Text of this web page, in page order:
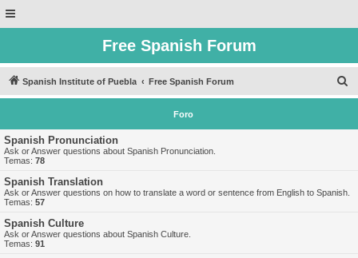
Free Spanish Forum
Spanish Institute of Puebla Free Spanish Forum
u
Foro
Spanish Pronunciation
Ask or Answer questions about Spanish Pronunciation.
Temas: 78
Spanish Translation
Ask or Answer questions on how to translate a word or sentence from English to Spanish.
Temas: 57
Spanish Culture
Ask or Answer questions about Spanish Culture.
Temas: 91